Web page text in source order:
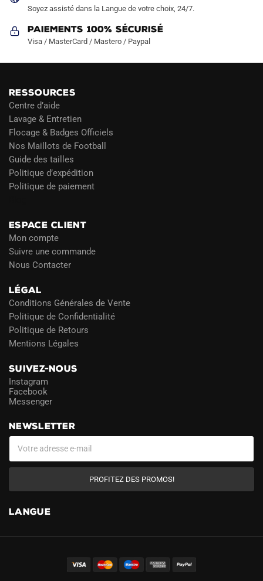
produitSoyez assisté dans la Langue de votre choix, 24/7.
Paiements 100% Sécurisé
Visa / MasterCard / Mastero / Paypal
RESSOURCES
Centre d’aide
Lavage & Entretien
Flocage & Badges Officiels
Nos Maillots de Football
Guide des tailles
Politique d’expédition
Politique de paiement
ESPACE CLIENT
Mon compte
Suivre une commande
Nous Contacter
LÉGAL
Conditions Générales de Vente
Politique de Confidentialité
Politique de Retours
Mentions Légales
SUIVEZ-NOUS
Instagram
Facebook
Messenger
NEWSLETTER
PROFITEZ DES PROMOS!
LANGUE